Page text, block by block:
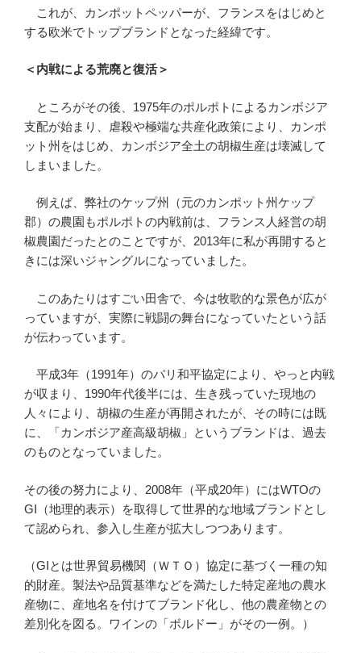
これが、カンポットペッパーが、フランスをはじめと
する欧米でトップブランドとなった経緯です。
＜内戦による荒廃と復活＞
ところがその後、1975年のポルポトによるカンボジア
支配が始まり、虐殺や極端な共産化政策により、カンポ
ット州をはじめ、カンボジア全土の胡椒生産は壊滅して
しまいました。
例えば、弊社のケップ州（元のカンポット州ケップ
郡）の農園もポルポトの内戦前は、フランス人経営の胡
椒農園だったとのことですが、2013年に私が再開すると
きには深いジャングルになっていました。
このあたりはすごい田舎で、今は牧歌的な景色が広が
っていますが、実際に戦闘の舞台になっていたという話
が伝わっています。
平成3年（1991年）のパリ和平協定により、やっと内戦
が収まり、1990年代後半には、生き残っていた現地の
人々により、胡椒の生産が再開されたが、その時には既
に、「カンボジア産高級胡椒」というブランドは、過去
のものとなっていました。
その後の努力により、2008年（平成20年）にはWTOの
GI（地理的表示）を取得して世界的な地域ブランドとし
て認められ、参入し生産が拡大しつつあります。
（GIとは世界貿易機関（ＷＴＯ）協定に基づく一種の知
的財産。製法や品質基準などを満たした特定産地の農水
産物に、産地名を付けてブランド化し、他の農産物との
差別化を図る。ワインの「ボルドー」がその一例。）